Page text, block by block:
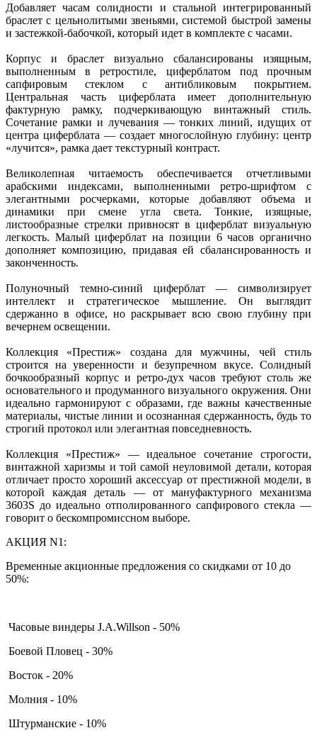
Добавляет часам солидности и стальной интегрированный
браслет с цельнолитыми звеньями, системой быстрой замены
и застежкой-бабочкой, который идет в комплекте с часами.
Корпус и браслет визуально сбалансированы изящным,
выполненным в ретростиле, циферблатом под прочным
сапфировым стеклом с антибликовым покрытием.
Центральная часть циферблата имеет дополнительную
фактурную рамку, подчеркивающую винтажный стиль.
Сочетание рамки и лучевания — тонких линий, идущих от
центра циферблата — создает многослойную глубину: центр
«лучится», рамка дает текстурный контраст.
Великолепная читаемость обеспечивается отчетливыми
арабскими индексами, выполненными ретро-шрифтом с
элегантными росчерками, которые добавляют объема и
динамики при смене угла света. Тонкие, изящные,
листообразные стрелки привносят в циферблат визуальную
легкость. Малый циферблат на позиции 6 часов органично
дополняет композицию, придавая ей сбалансированность и
законченность.
Полуночный темно-синий циферблат — символизирует
интеллект и стратегическое мышление. Он выглядит
сдержанно в офисе, но раскрывает всю свою глубину при
вечернем освещении.
Коллекция «Престиж» создана для мужчины, чей стиль
строится на уверенности и безупречном вкусе. Солидный
бочкообразный корпус и ретро-дух часов требуют столь же
основательного и продуманного визуального окружения. Они
идеально гармонируют с образами, где важны качественные
материалы, чистые линии и осознанная сдержанность, будь то
строгий протокол или элегантная повседневность.
Коллекция «Престиж» — идеальное сочетание строгости,
винтажной харизмы и той самой неуловимой детали, которая
отличает просто хороший аксессуар от престижной модели, в
которой каждая деталь — от мануфактурного механизма
3603S до идеально отполированного сапфирового стекла —
говорит о бескомпромиссном выборе.
АКЦИЯ N1:
Временные акционные предложения со скидками от 10 до
50%:
Часовые виндеры J.A.Willson - 50%
Боевой Пловец - 30%
Восток - 20%
Молния - 10%
Штурманские - 10%